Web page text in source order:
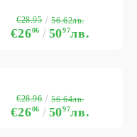
€2606 5097лв.
€28.95 56.62лв.
€2606 5097лв.
€28.96 56.64лв.